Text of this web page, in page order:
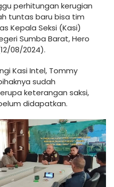
perhitungan kerugian
tuntas baru bisa tim
Kepala Seksi (Kasi)
Sumba Barat, Hero
08/2024).
Kasi Intel, Tommy
sudah
keterangan saksi,
didapatkan.